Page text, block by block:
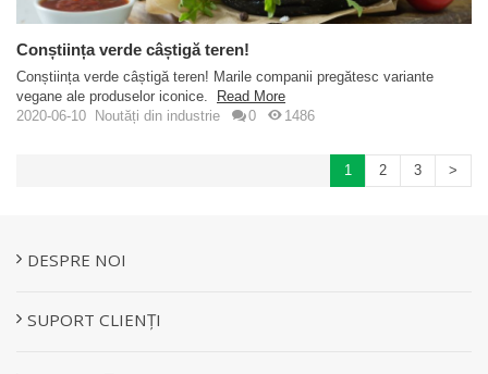
Conștiința verde câștigă teren!
Conștiința verde câștigă teren! Marile companii pregătesc variante
vegane ale produselor iconice.
Read More
2020-06-10
Noutăți din industrie 0 1486
1 2 3 >
DESPRE NOI
SUPORT CLIENȚI